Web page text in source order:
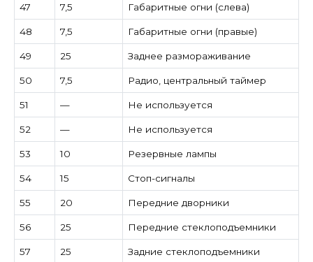
47 7,5 Габаритные огни (слева)
48 7,5 Габаритные огни (правые)
49 25 Заднее размораживание
50 7,5 Радио, центральный таймер
51 — Не используется
52 — Не используется
53 10 Резервные лампы
54 15 Стоп-сигналы
55 20 Передние дворники
56 25 Передние стеклоподъемники
57 25 Задние стеклоподъемники